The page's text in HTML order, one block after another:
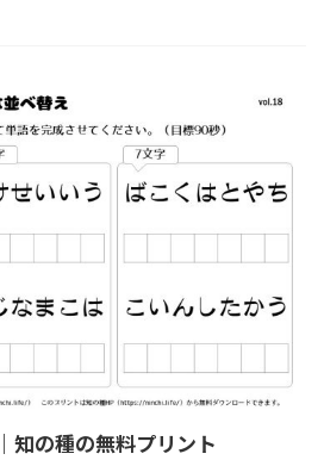
知の種の無料プリント